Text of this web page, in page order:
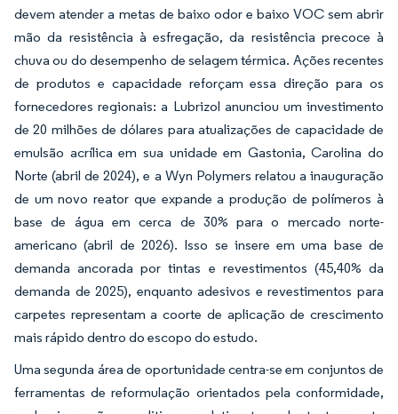
devem atender a metas de baixo odor e baixo VOC sem abrir
mão da resistência à esfregação, da resistência precoce à
chuva ou do desempenho de selagem térmica. Ações recentes
de produtos e capacidade reforçam essa direção para os
fornecedores regionais: a Lubrizol anunciou um investimento
de 20 milhões de dólares para atualizações de capacidade de
emulsão acrílica em sua unidade em Gastonia, Carolina do
Norte (abril de 2024), e a Wyn Polymers relatou a inauguração
de um novo reator que expande a produção de polímeros à
base de água em cerca de 30% para o mercado norte-
americano (abril de 2026). Isso se insere em uma base de
demanda ancorada por tintas e revestimentos (45,40% da
demanda de 2025), enquanto adesivos e revestimentos para
carpetes representam a coorte de aplicação de crescimento
mais rápido dentro do escopo do estudo.
Uma segunda área de oportunidade centra-se em conjuntos de
ferramentas de reformulação orientados pela conformidade,